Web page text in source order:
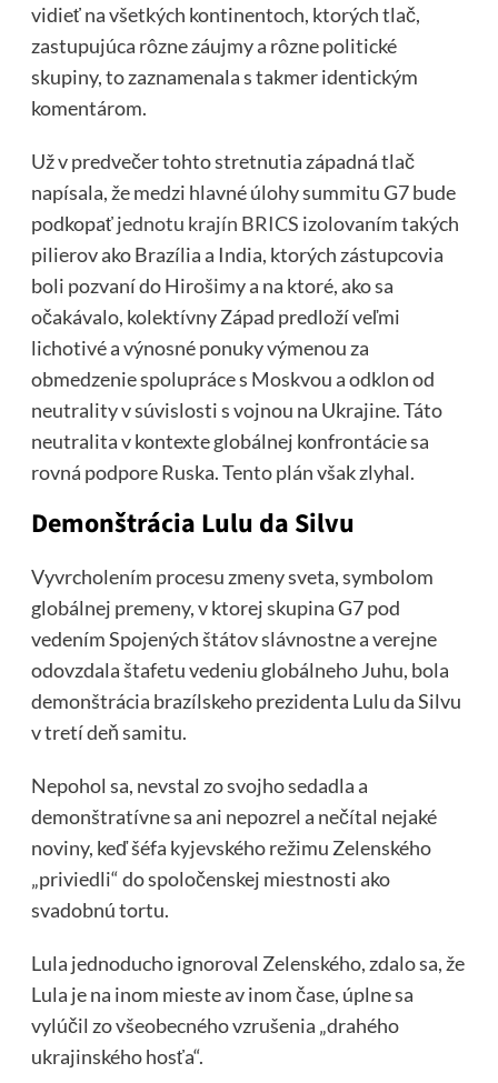
vidieť na všetkých kontinentoch, ktorých tlač,
zastupujúca rôzne záujmy a rôzne politické
skupiny, to zaznamenala s takmer identickým
komentárom.
Už v predvečer tohto stretnutia západná tlač
napísala, že medzi hlavné úlohy summitu G7 bude
podkopaťjednotu krajín BRICS izolovaním takých
pilierov ako Brazília a India, ktorých zástupcovia
boli pozvaní do Hirošimy a na ktoré, ako sa
očakávalo, kolektívny Západ predloží veľmi
lichotivé a výnosné ponuky výmenou za
obmedzenie spolupráce s Moskvou a odklon od
neutrality v súvislosti s vojnou na Ukrajine. Táto
neutralita v kontexte globálnej konfrontácie sa
rovná podpore Ruska. Tento plán však zlyhal.
Demonštrácia Lulu da Silvu
Vyvrcholením procesu zmeny sveta, symbolom
globálnej premeny, v ktorej skupina G7 pod
vedením Spojených štátov slávnostne a verejne
odovzdala štafetu vedeniu globálneho Juhu, bola
demonštrácia brazílskeho prezidenta Lulu da Silvu
v tretí deň samitu.
Nepohol sa, nevstal zo svojho sedadla a
demonštratívne sa ani nepozrel a nečítal nejaké
noviny, keď šéfa kyjevského režimu Zelenského
„priviedli“ do spoločenskej miestnosti ako
svadobnú tortu.
Lula jednoducho ignoroval Zelenského, zdalo sa, že
Lula je na inom mieste av inom čase, úplne sa
vylúčil zo všeobecného vzrušenia „drahého
ukrajinského hosťa“.